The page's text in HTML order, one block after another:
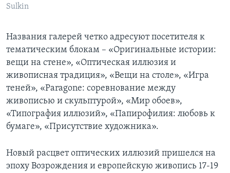
Sulkin
Названия галерей четко адресуют посетителя к
тематическим блокам – «Оригинальные истории:
вещи на стене», «Оптическая иллюзия и
живописная традиция», «Вещи на столе», «Игра
теней», «Paragone: соревнование между
живописью и скульптурой», «Мир обоев»,
«Типография иллюзий», «Папирофилия: любовь к
бумаге», «Присутствие художника».
Новый расцвет оптических иллюзий пришелся на
эпоху Возрождения и европейскую живопись 17-19